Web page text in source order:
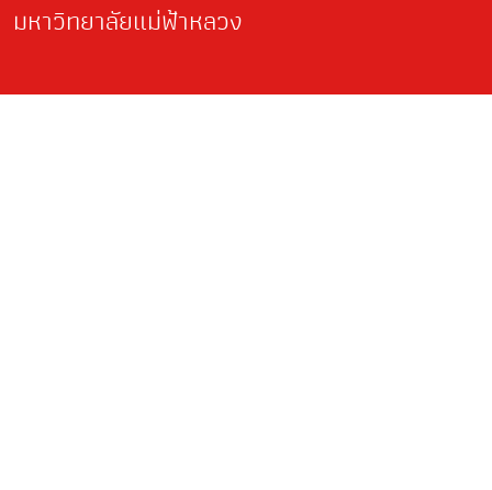
มหาวิทยาลัยแม่ฟ้าหลวง